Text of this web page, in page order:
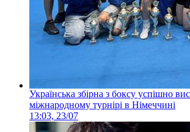
Українська збірна з боксу успішно
міжнародному турнірі в Німеччині
13:03, 23/07